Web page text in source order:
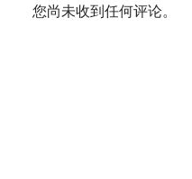
您尚未收到任何评论。